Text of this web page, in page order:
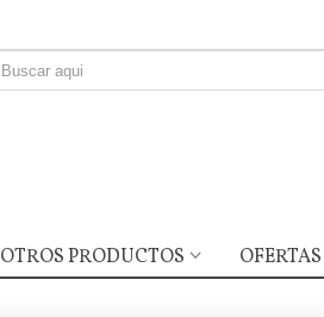
OTROS PRODUCTOS OFERTAS